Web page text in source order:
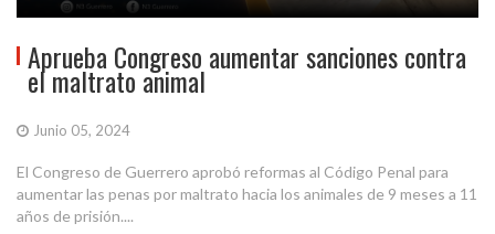
Aprueba Congreso aumentar sanciones contra
el maltrato animal
Junio 05, 2024
El Congreso de Guerrero aprobó reformas al Código Penal para
aumentar las penas por maltrato hacia los animales de 9 meses a 11
años de prisión....